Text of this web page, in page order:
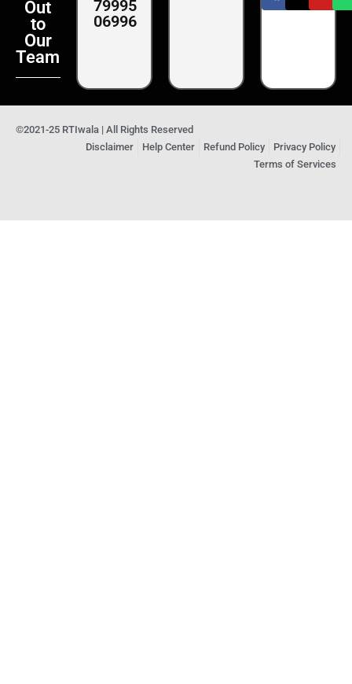
Out
to
Our
Team
79995
06996
©2021-25 RTIwala | All Rights Reserved
Disclaimer
Help Center Refund Policy
Privacy Policy
Terms of Services